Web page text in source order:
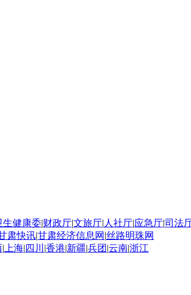
生健康委|财政厅|文旅厅| 人社厅|应急厅|司法
肃快讯|甘肃经济信息网 |丝路明珠网
| 上海| 四川 |香港|新疆|兵团 |云南|浙江